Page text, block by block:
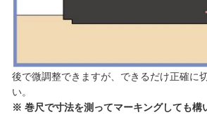
後で微調整できますが、できるだけ正確に
い。
※ 巻尺で寸法を測ってマーキングしても構